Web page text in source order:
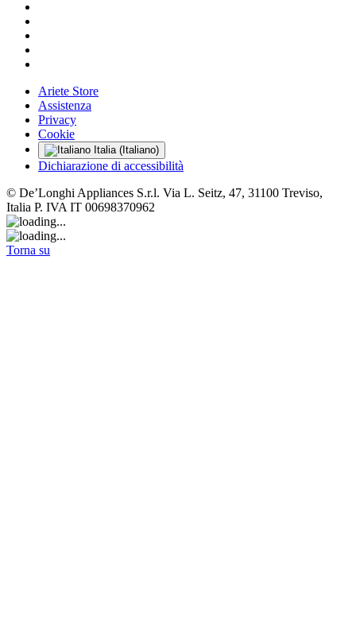
Ariete Store
Assistenza
Privacy
Cookie
Italia (Italiano)
Dichiarazione di accessibilità
© De’Longhi Appliances S.r.l. Via L. Seitz, 47, 31100 Treviso,
Italia P. IVA IT 00698370962
Torna su